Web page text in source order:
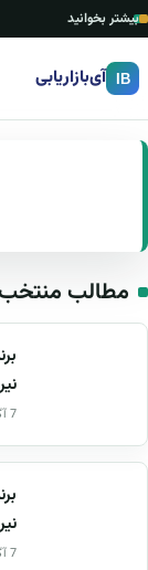
بیشتر بخوانید
IB آی‌بازاریابی
مطالب
7 آگوست 2026
7 آگوست 2026